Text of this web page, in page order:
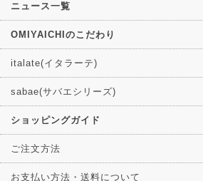
ニュース一覧
OMIYAICHIのこだわり
italate(イタラーテ)
sabae(サバエシリーズ)
ショッピングガイド
ご注文方法
お支払い方法・送料について